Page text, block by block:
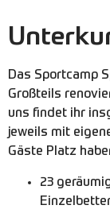
Das Sportcamp
Großteils
uns findet ihr
jeweils mit
Gäste Platz
23